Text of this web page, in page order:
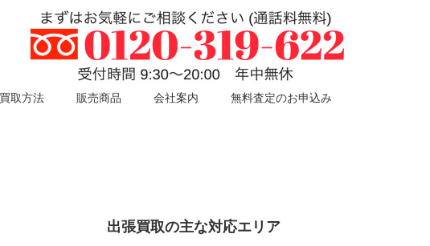
買取方法 販売商品 会社案内 無料査定のお申込み
出張買取の主な対応エリア